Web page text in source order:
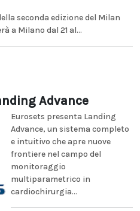
seconda edizione del Milan
a Milano dal 21 al...
Advance
Eurosets presenta Landing
Advance, un sistema completo
e intuitivo che apre nuove
frontiere nel campo del
monitoraggio
multiparametrico in
cardiochirurgia...